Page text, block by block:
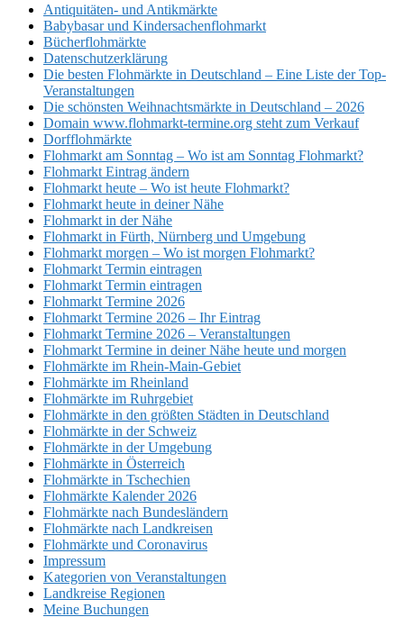
Antiquitäten- und Antikmärkte
Babybasar und Kindersachenflohmarkt
Bücherflohmärkte
Datenschutzerklärung
Die besten Flohmärkte in Deutschland – Eine Liste der Top-
Veranstaltungen
Die schönsten Weihnachtsmärkte in Deutschland – 2026
Domain www.flohmarkt-termine.org steht zum Verkauf
Dorfflohmärkte
Flohmarkt am Sonntag – Wo ist am Sonntag Flohmarkt?
Flohmarkt Eintrag ändern
Flohmarkt heute – Wo ist heute Flohmarkt?
Flohmarkt heute in deiner Nähe
Flohmarkt in der Nähe
Flohmarkt in Fürth, Nürnberg und Umgebung
Flohmarkt morgen – Wo ist morgen Flohmarkt?
Flohmarkt Termin eintragen
Flohmarkt Termin eintragen
Flohmarkt Termine 2026
Flohmarkt Termine 2026 – Ihr Eintrag
Flohmarkt Termine 2026 – Veranstaltungen
Flohmarkt Termine in deiner Nähe heute und morgen
Flohmärkte im Rhein-Main-Gebiet
Flohmärkte im Rheinland
Flohmärkte im Ruhrgebiet
Flohmärkte in den größten Städten in Deutschland
Flohmärkte in der Schweiz
Flohmärkte in der Umgebung
Flohmärkte in Österreich
Flohmärkte in Tschechien
Flohmärkte Kalender 2026
Flohmärkte nach Bundesländern
Flohmärkte nach Landkreisen
Flohmärkte und Coronavirus
Impressum
Kategorien von Veranstaltungen
Landkreise Regionen
Meine Buchungen